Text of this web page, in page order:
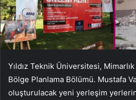
Yıldız Teknik Üniversitesi,
Bölge Planlama Bölümü. Mustafa
oluşturulacak yeni yerleşim